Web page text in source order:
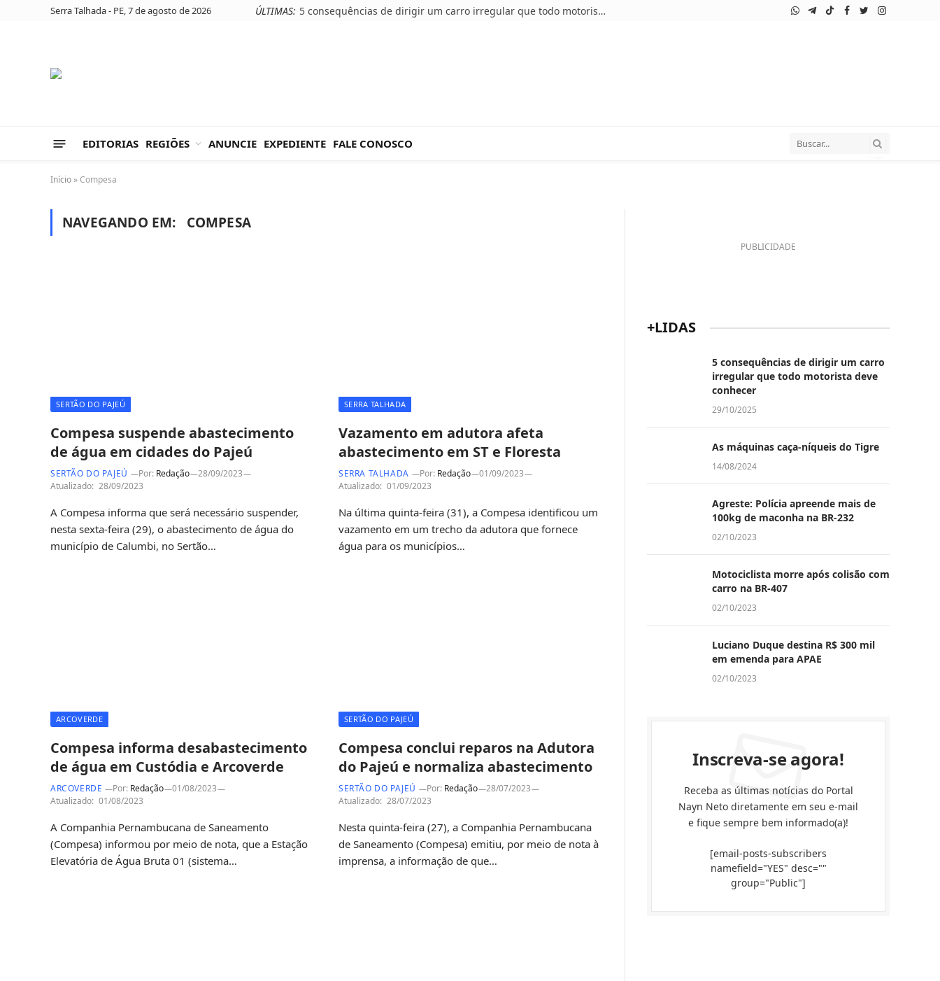
Serra Talhada - PE, 7 de agosto de 2026 ÚLTIMAS: 5 consequências de dirigir um carro irregular que todo motorista deve conhecer WhatsApp
Telegram
TikTokFacebook
TwitterInstagram
EDITORIAS REGIÕES ANUNCIE EXPEDIENTE FALE CONOSCO
Início »Compesa
NAVEGANDO EM: COMPESA
SERTÃO DO PAJEÚ
Compesa suspende abastecimento
de água em cidades do Pajeú
SERTÃO DO PAJEÚ Por: Redação
28/09/2023
Atualizado: 28/09/2023
A Compesa informa que será necessário suspender,
nesta sexta-feira (29), o abastecimento de água do
município de Calumbi, no Sertão…
SERRA TALHADA
Vazamento em adutora afeta
abastecimento em ST e Floresta
SERRA TALHADA Por: Redação
01/09/2023
Atualizado: 01/09/2023
Na última quinta-feira (31), a Compesa identificou um
vazamento em um trecho da adutora que fornece
água para os municípios…
ARCOVERDE
Compesa informa desabastecimento
de água em Custódia e Arcoverde
ARCOVERDE Por: Redação
01/08/2023
Atualizado: 01/08/2023
A Companhia Pernambucana de Saneamento
(Compesa) informou por meio de nota, que a Estação
Elevatória de Água Bruta 01 (sistema…
SERTÃO DO PAJEÚ
Compesa conclui reparos na Adutora
do Pajeú e normaliza abastecimento
SERTÃO DO PAJEÚ Por: Redação
28/07/2023
Atualizado: 28/07/2023
Nesta quinta-feira (27), a Companhia Pernambucana
de Saneamento (Compesa) emitiu, por meio de nota à
imprensa, a informação de que…
PUBLICIDADE
+LIDAS
5 consequências de dirigir um carro
irregular que todo motorista deve
conhecer
29/10/2025
As máquinas caça-níqueis do Tigre
14/08/2024
Agreste: Polícia apreende mais de
100kg de maconha na BR-232
02/10/2023
Motociclista morre após colisão com
carro na BR-407
02/10/2023
Luciano Duque destina R$ 300 mil
em emenda para APAE
02/10/2023
Inscreva-se agora!
Receba as últimas notícias do Portal
Nayn Neto diretamente em seu e-mail
e fique sempre bem informado(a)!
[email-posts-subscribers
namefield="YES" desc=""
group="Public"]